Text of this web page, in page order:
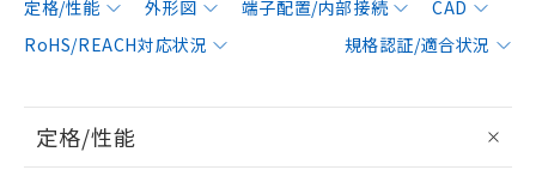
定格/性能 外形図 端子配置/内部接続
CAD
RoHS/REACH対応状況
規格認証/適合状況
定格/性能